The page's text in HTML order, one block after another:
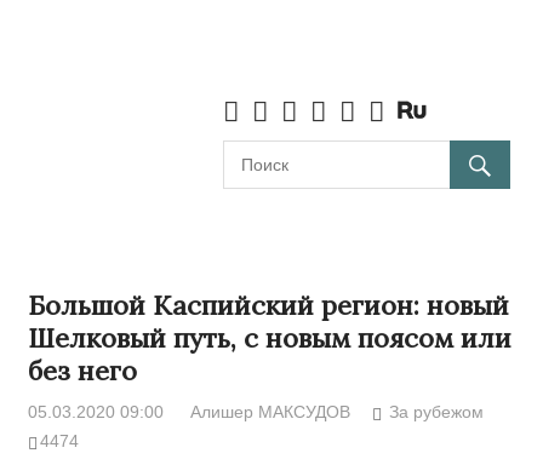
Большой Каспийский регион: новый
Шелковый путь, с новым поясом или
без него
05.03.2020 09:00 Алишер МАКСУДОВ
За рубежом
4474